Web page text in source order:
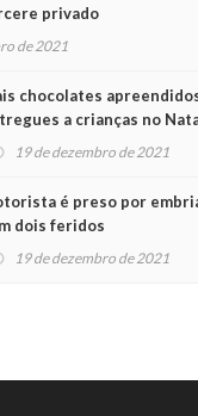
privado
de 2021
chocolates
a crianças no
19 de dezembro de 2021
é preso por
dois feridos
19 de dezembro de 2021